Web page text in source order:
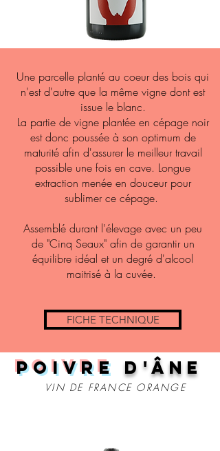
Une parcelle planté au coeur des bois qui
n'est d'autre que la même vigne dont est
issue le blanc.
La partie de vigne plantée en cépage noir
est donc poussée à son optimum de
maturité afin d'assurer le meilleur travail
possible une fois en cave. Longue
extraction menée en douceur pour
sublimer ce cépage.
Assemblé durant l'élevage avec un peu
de "Cinq Seaux" afin de garantir un
équilibre idéal et un degré d'alcool
maitrisé à la cuvée.
FICHE TECHNIQUE
Poivred'âne
VIN DE FRANCE ORANGE